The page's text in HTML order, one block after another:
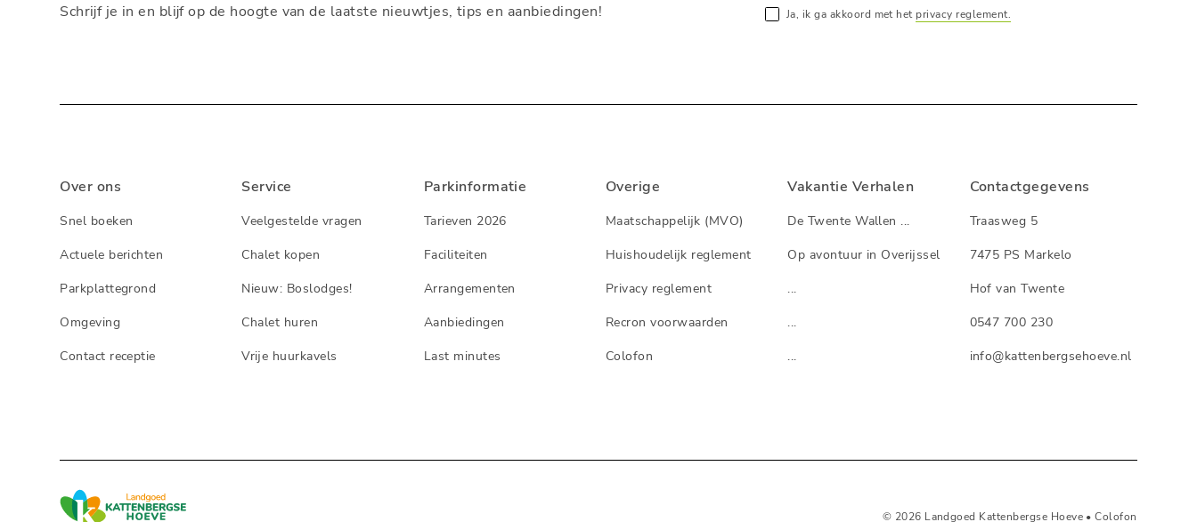
Schrijf je in en blijf op de hoogte van de laatste nieuwtjes, tips en aanbiedingen! Ja, ik ga akkoord met het privacy reglement.
Over ons
Snel boeken
Actuele berichten
Parkplattegrond
Omgeving
Contact receptie
Service
Veelgestelde vragen
Chalet kopen
Nieuw: Boslodges!
Chalet huren
Vrije huurkavels
Parkinformatie
Tarieven 2026
Faciliteiten
Arrangementen
Aanbiedingen
Last minutes
Overige
Maatschappelijk (MVO)
Huishoudelijk reglement
Privacy reglement
Recron voorwaarden
Colofon
Vakantie Verhalen
De Twente Wallen ...
Op avontuur in Overijssel
...
...
...
Contactgegevens
Traasweg 5
7475 PS Markelo
Hof van Twente
0547 700 230
info@kattenbergsehoeve.nl
© 2026 Landgoed Kattenbergse Hoeve •Colofon